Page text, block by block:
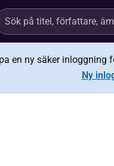
en ny säker
Ny